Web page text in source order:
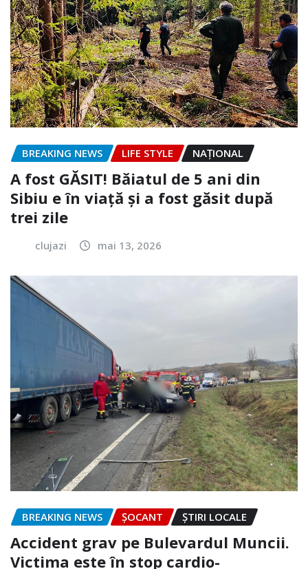
BREAKING NEWS LIFE STYLE NAŢIONAL
A fost GĂSIT! Băiatul de 5 ani din
Sibiu e în viață și a fost găsit după
trei zile
clujazi mai 13, 2026
BREAKING NEWS ȘOCANT ȘTIRI LOCALE
Accident grav pe Bulevardul Muncii.
Victima este în stop cardio-